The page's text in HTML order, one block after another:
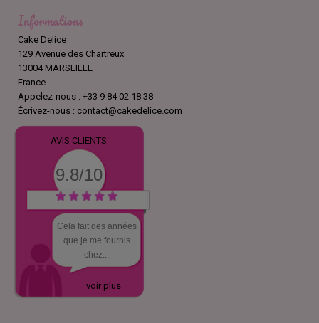
Informations
Cake Delice
129 Avenue des Chartreux
13004 MARSEILLE
France
Appelez-nous : +33 9 84 02 18 38
Écrivez-nous : contact@cakedelice.com
AVIS CLIENTS
9.8/10
Cela fait des années
que je me fournis
chez...
voir plus